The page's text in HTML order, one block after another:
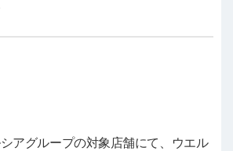
アグループの対象店舗にて、ウエル